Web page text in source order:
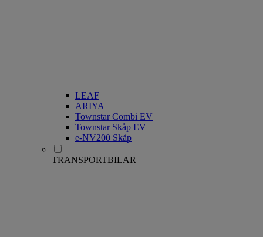
LEAF
ARIYA
Townstar Combi EV
Townstar Skåp EV
e-NV200 Skåp
TRANSPORTBILAR